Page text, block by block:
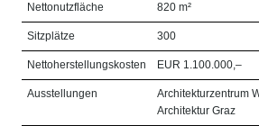
Nettonutzfläche 820 m²
Sitzplätze 300
Nettoherstellungskosten EUR 1.100.000,–
Ausstellungen
Architekturzentrum
Architektur Graz